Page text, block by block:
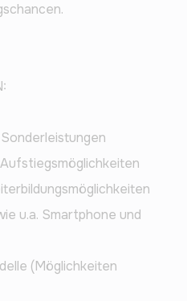
u.a. Smartphone und
(Möglichkeiten